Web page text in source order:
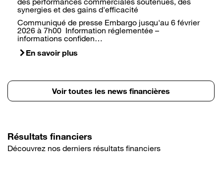
synergies et des gains d'efficacité
Communiqué de presse Embargo jusqu'au 6 février
2026 à 7h00 Information réglementée –
informations confiden…
En savoir plus
Voir toutes les news financières
Résultats financiers
Découvrez nos derniers résultats financiers